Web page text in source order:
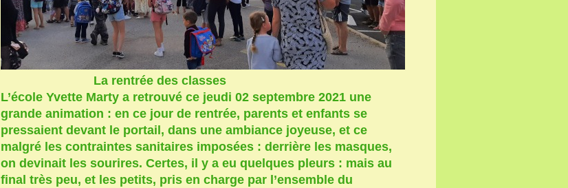
La rentrée des classes
L’école Yvette Marty a retrouvé ce jeudi 02 septembre 2021 une
grande animation : en ce jour de rentrée, parents et enfants se
pressaient devant le portail, dans une ambiance joyeuse, et ce
malgré les contraintes sanitaires imposées : derrière les masques,
on devinait les sourires. Certes, il y a eu quelques pleurs : mais au
final très peu, et les petits, pris en charge par l’ensemble du